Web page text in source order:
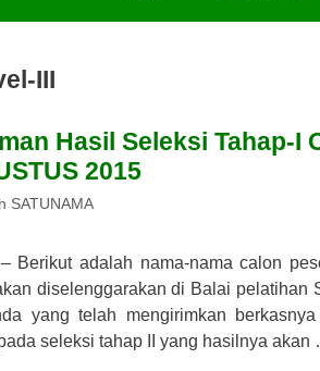
III
Hasil Seleksi Tahap-I
2015
SATUNAMA
Berikut adalah nama-nama calon
diselenggarakan di Balai pelatihan
yang telah mengirimkan
seleksi tahap II yang hasilnya akan